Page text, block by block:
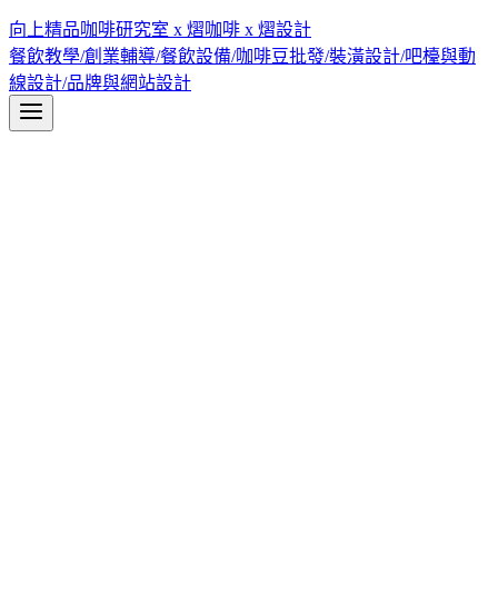
向上精品咖啡研究室 x 熠咖啡 x 熠設計
餐飲教學/創業輔導/餐飲設備/咖啡豆批發/裝潢設計/吧檯與動
線設計/品牌與網站設計